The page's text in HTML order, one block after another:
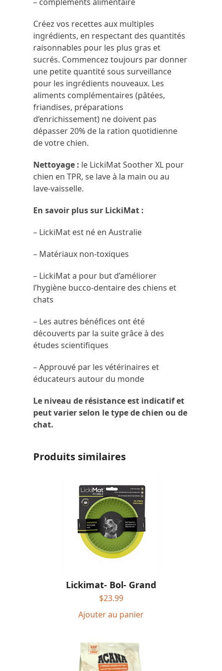
Créez vos recettes aux multiples
ingrédients, en respectant des quantités
raisonnables pour les plus gras et
sucrés. Commencez toujours par donner
une petite quantité sous surveillance
pour les ingrédients nouveaux. Les
aliments complémentaires (pâtées,
friandises, préparations
d’enrichissement) ne doivent pas
dépasser 20% de la ration quotidienne
de votre chien.
Nettoyage : le LickiMat Soother XL pour
chien en TPR, se lave à la main ou au
lave-vaisselle.
En savoir plus sur LickiMat :
– LickiMat est né en Australie
– Matériaux non-toxiques
– LickiMat a pour but d’améliorer
l’hygiène bucco-dentaire des chiens et
chats
– Les autres bénéfices ont été
découverts par la suite grâce à des
études scientifiques
– Approuvé par les vétérinaires et
éducateurs autour du monde
Le niveau de résistance est indicatif et
peut varier selon le type de chien ou de
chat.
Produits similaires
Lickimat- Bol- Grand
$23.99
Ajouter au panier